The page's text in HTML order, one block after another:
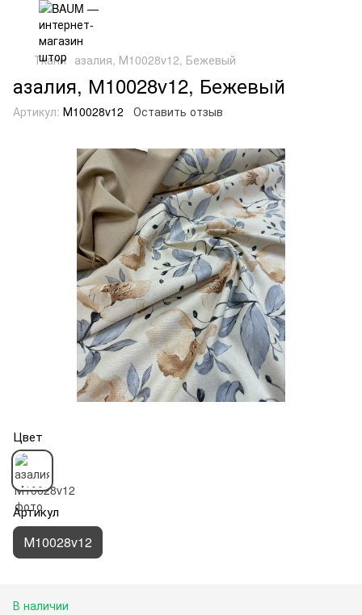
Ткани азалия, М10028v12, Бежевый
азалия, М10028v12, Бежевый
Артикул: М10028v12 Оставить отзыв
Цвет
Артикул
М10028v12
В наличии